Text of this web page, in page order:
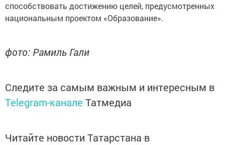
способствовать достижению целей, предусмотренных
национальным проектом «Образование».
фото: Рамиль Гали
Следите за самым важным и интересным в
Telegram-канале Татмедиа
Читайте новости Татарстана в